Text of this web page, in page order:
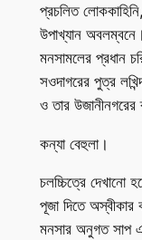
প্রচলিত
উপাখ্যান অবলম্বনে।
মনসামলের প্রধান
সওদাগরের পুত্র
ও তার উজানীনগরের
কন্যা বেহুলা।
চলচ্চিত্রে দেখানো
পূজা দিতে
মনসার অনুগত সাপ